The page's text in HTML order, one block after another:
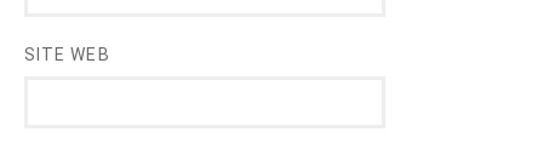
SITE WEB